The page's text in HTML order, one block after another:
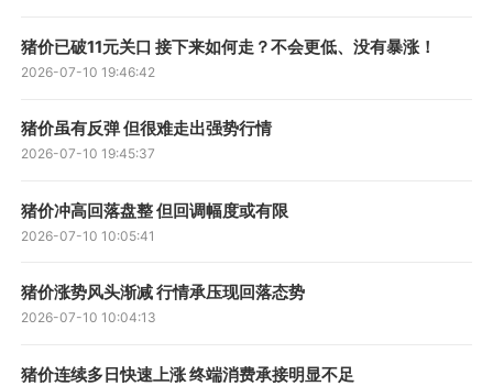
猪价已破11元关口 接下来如何走？不会更低、没有暴涨！
2026-07-10 19:46:42
猪价虽有反弹 但很难走出强势行情
2026-07-10 19:45:37
猪价冲高回落盘整 但回调幅度或有限
2026-07-10 10:05:41
猪价涨势风头渐减 行情承压现回落态势
2026-07-10 10:04:13
猪价连续多日快速上涨 终端消费承接明显不足